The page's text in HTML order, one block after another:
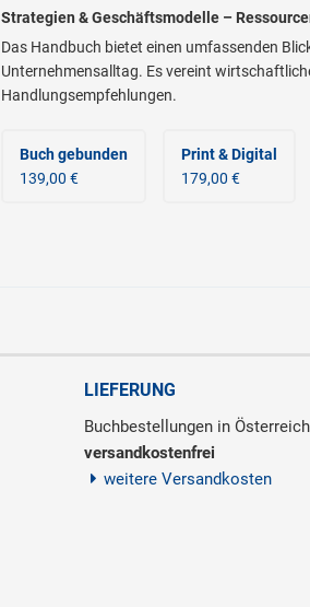
Strategien & Geschäftsmodelle –
Das Handbuch bietet einen umfassenden
Unternehmensalltag. Es vereint
Handlungsempfehlungen.
Buch gebunden
139,00 €
Print & Digital
179,00 €
LIEFERUNG
Buchbestellungen in Österreich
versandkostenfrei
weitere Versandkosten